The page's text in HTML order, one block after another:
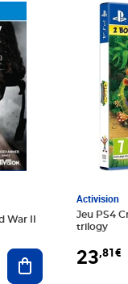
War II
Ajouter au panier
Activision
Jeu PS4
trilogy
23,81€
Prix